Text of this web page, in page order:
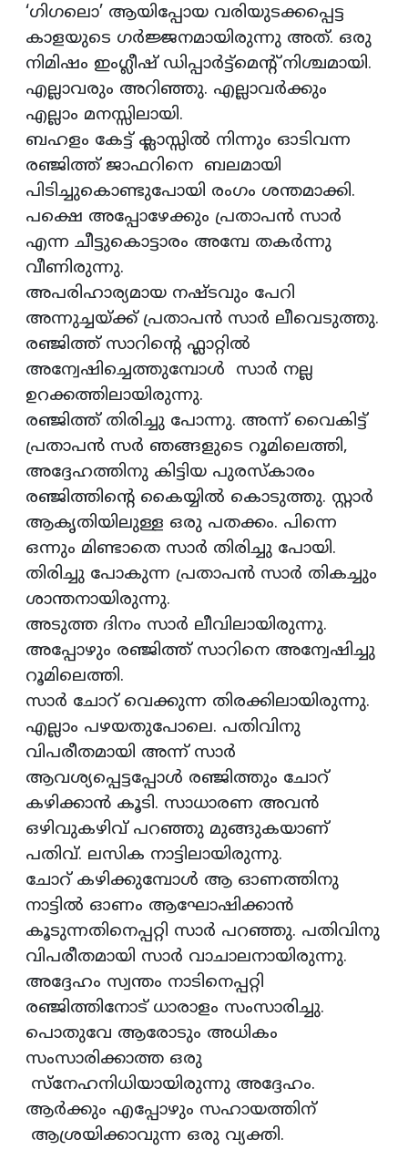
‘ഗിഗലൊ’ ആയിപ്പോയ വരിയുടക്കപ്പെട്ട
കാളയുടെ ഗര്‍ജ്ജനമായിരുന്നു അത്. ഒരു
നിമിഷം ഇംഗ്ലീഷ് ഡിപ്പാര്‍ട്ട്മെന്‍റ് നിശ്ചമായി.
എല്ലാവരും അറിഞ്ഞു. എല്ലാവര്‍ക്കും
എല്ലാം മനസ്സിലായി.
ബഹളം കേട്ട് ക്ലാസ്സില്‍ നിന്നും ഓടിവന്ന
രഞ്ജിത്ത് ജാഫറിനെ ബലമായി
പിടിച്ചുകൊണ്ടുപോയി രംഗം ശന്തമാക്കി.
പക്ഷെ അപ്പോഴേക്കും പ്രതാപന്‍ സാര്‍
എന്ന ചീട്ടുകൊട്ടാരം അമ്പേ തകര്‍ന്നു
വീണിരുന്നു.
അപരിഹാര്യമായ നഷ്ടവും പേറി
അന്നുച്ചയ്ക്ക്‌ പ്രതാപന്‍ സാര്‍ ലീവെടുത്തു.
രഞ്ജിത്ത് സാറിന്റെ ഫ്ലാറ്റില്‍
അന്വേഷിച്ചെത്തുമ്പോള്‍ സാര്‍ നല്ല
ഉറക്കത്തിലായിരുന്നു.
രഞ്ജിത്ത് തിരിച്ചു പോന്നു. അന്ന് വൈകിട്ട്
പ്രതാപന്‍ സര്‍ ഞങ്ങളുടെ റൂമിലെത്തി,
അദ്ദേഹത്തിനു കിട്ടിയ പുരസ്കാരം
രഞ്ജിത്തിന്റെ കൈയ്യില്‍ കൊടുത്തു. സ്റ്റാര്‍
ആകൃതിയിലുള്ള ഒരു പതക്കം. പിന്നെ
ഒന്നും മിണ്ടാതെ സാര്‍ തിരിച്ചു പോയി.
തിരിച്ചു പോകുന്ന പ്രതാപന്‍ സാര്‍ തികച്ചും
ശാന്തനായിരുന്നു.
അടുത്ത ദിനം സാര്‍ ലീവിലായിരുന്നു.
അപ്പോഴും രഞ്ജിത്ത് സാറിനെ അന്വേഷിച്ചു
റൂമിലെത്തി.
സാര്‍ ചോറ് വെക്കുന്ന തിരക്കിലായിരുന്നു.
എല്ലാം പഴയതുപോലെ. പതിവിനു
വിപരീതമായി അന്ന് സാര്‍
ആവശ്യപ്പെട്ടപ്പോള്‍ രഞ്ജിത്തും ചോറ്
കഴിക്കാന്‍ കൂടി. സാധാരണ അവന്‍
ഒഴിവുകഴിവ് പറഞ്ഞു മുങ്ങുകയാണ്
പതിവ്. ലസിക നാട്ടിലായിരുന്നു.
ചോറ് കഴിക്കുമ്പോള്‍ ആ ഓണത്തിനു
നാട്ടില്‍ ഓണം ആഘോഷിക്കാന്‍
കൂടുന്നതിനെപ്പറ്റി സാര്‍ പറഞ്ഞു. പതിവിനു
വിപരീതമായി സാര്‍ വാചാലനായിരുന്നു.
അദ്ദേഹം സ്വന്തം നാടിനെപ്പറ്റി
രഞ്ജിത്തിനോട് ധാരാളം സംസാരിച്ചു.
പൊതുവേ ആരോടും അധികം
സംസാരിക്കാത്ത ഒരു
സ്നേഹനിധിയായിരുന്നു അദ്ദേഹം.
ആര്‍ക്കും എപ്പോഴും സഹായത്തിന്
ആശ്രയിക്കാവുന്ന ഒരു വ്യക്തി.